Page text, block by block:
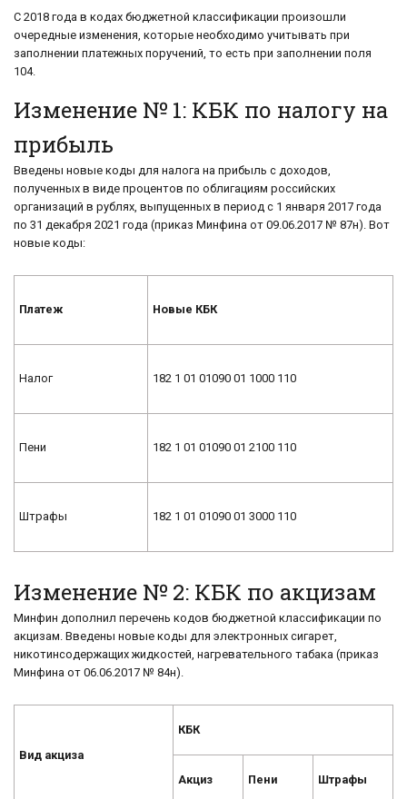
С 2018 года в кодах бюджетной классификации произошли
очередные изменения, которые необходимо учитывать при
заполнении платежных поручений, то есть при заполнении поля
104.
Изменение № 1: КБК по налогу на
прибыль
Введены новые коды для налога на прибыль с доходов,
полученных в виде процентов по облигациям российских
организаций в рублях, выпущенных в период с 1 января 2017 года
по 31 декабря 2021 года (приказ Минфина от 09.06.2017 № 87н). Вот
новые коды:
Платеж Новые КБК
Налог 182 1 01 01090 01 1000 110
Пени 182 1 01 01090 01 2100 110
Штрафы 182 1 01 01090 01 3000 110
Изменение № 2: КБК по акцизам
Минфин дополнил перечень кодов бюджетной классификации по
акцизам. Введены новые коды для электронных сигарет,
никотинсодержащих жидкостей, нагревательного табака (приказ
Минфина от 06.06.2017 № 84н).
Вид акциза
КБК
Акциз Пени Штрафы